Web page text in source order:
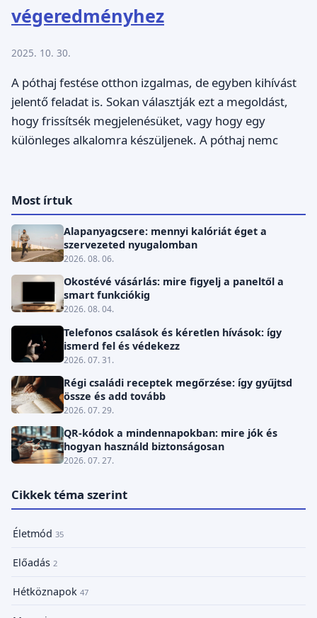
végeredményhez
2025. 10. 30.
A póthaj festése otthon izgalmas, de egyben kihívást
jelentő feladat is. Sokan választják ezt a megoldást,
hogy frissítsék megjelenésüket, vagy hogy egy
különleges alkalomra készüljenek. A póthaj nemc
Most írtuk
Alapanyagcsere: mennyi kalóriát éget a
szervezeted nyugalomban
2026. 08. 06.
Okostévé vásárlás: mire figyelj a paneltől a
smart funkciókig
2026. 08. 04.
Telefonos csalások és kéretlen hívások: így
ismerd fel és védekezz
2026. 07. 31.
Régi családi receptek megőrzése: így gyűjtsd
össze és add tovább
2026. 07. 29.
QR-kódok a mindennapokban: mire jók és
hogyan használd biztonságosan
2026. 07. 27.
Cikkek téma szerint
Életmód 35
Előadás 2
Hétköznapok 47